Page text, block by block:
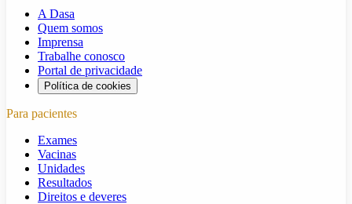
A Dasa
Quem somos
Imprensa
Trabalhe conosco
Portal de privacidade
Política de cookies
Para pacientes
Exames
Vacinas
Unidades
Resultados
Direitos e deveres